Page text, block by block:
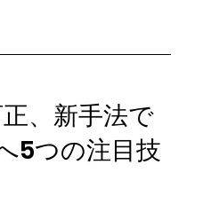
、新手法で
5つの注目技